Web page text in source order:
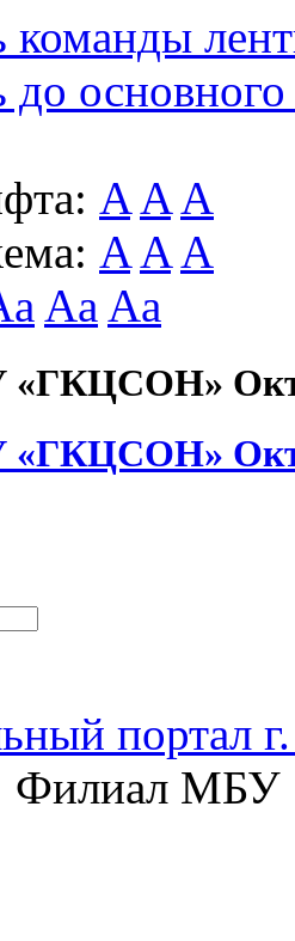
команды
основного
A A A
A A A
Aa Aa
портал
Филиал МБУ